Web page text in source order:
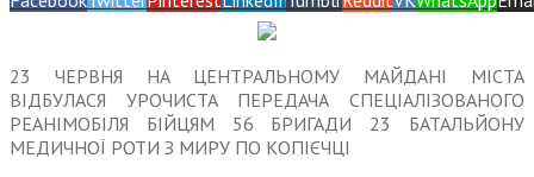
23 ЧЕРВНЯ НА ЦЕНТРАЛЬНОМУ МАЙДАНІ МІСТА
ВІДБУЛАСЯ УРОЧИСТА ПЕРЕДАЧА СПЕЦІАЛІЗОВАНОГО
РЕАНІМОБІЛЯ БІЙЦЯМ 56 БРИГАДИ 23 БАТАЛЬЙОНУ
МЕДИЧНОЇ РОТИ З МИРУ ПО КОПІЄЧЦІ